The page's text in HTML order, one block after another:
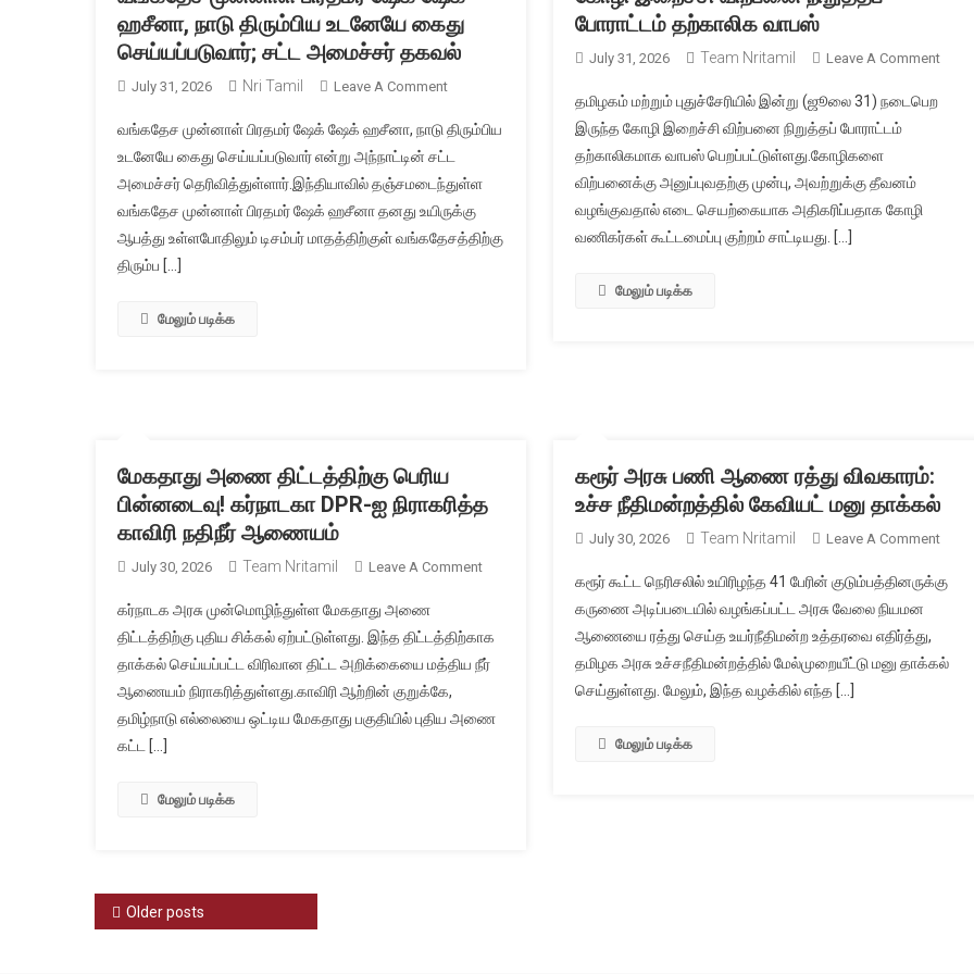
ஹசீனா, நாடு திரும்பிய உடனேயே கைது
செய்யப்படுவார்; சட்ட அமைச்சர் தகவல்
July 31, 2026 Nri Tamil Leave A CommentOn
முன்னாள்
பிரதமர்
ஷேக்
ஷேக்
ஹசீனா,
வங்கதேச முன்னாள் பிரதமர் ஷேக் ஷேக் ஹசீனா, நாடு திரும்பிய
உடனேயே கைது செய்யப்படுவார் என்று அந்நாட்டின் சட்ட
அமைச்சர் தெரிவித்துள்ளார்.இந்தியாவில் தஞ்சமடைந்துள்ள
வங்கதேச முன்னாள் பிரதமர் ஷேக் ஹசீனா தனது உயிருக்கு
ஆபத்து உள்ளபோதிலும் டிசம்பர் மாதத்திற்குள் வங்கதேசத்திற்கு
திரும்ப […]
மேலும் படிக்க
போராட்டம் தற்காலிக வாபஸ்
July 31, 2026 Team Nritamil Leave A CommentOn
தமிழகம் மற்றும் புதுச்சேரியில் இன்று (ஜூலை 31) நடைபெற
இருந்த கோழி இறைச்சி விற்பனை நிறுத்தப் போராட்டம்
தற்காலிகமாக வாபஸ் பெறப்பட்டுள்ளது.கோழிகளை
விற்பனைக்கு அனுப்புவதற்கு முன்பு, அவற்றுக்கு தீவனம்
வழங்குவதால் எடை செயற்கையாக அதிகரிப்பதாக கோழி
வணிகர்கள் கூட்டமைப்பு குற்றம் சாட்டியது. […]
மேலும் படிக்க
மேகதாது அணை திட்டத்திற்கு பெரிய
பின்னடைவு! கர்நாடகா DPR-ஐ நிராகரித்த
காவிரி நதிநீர் ஆணையம்
July 30, 2026 Team Nritamil Leave A CommentOn
திட்டத்திற்கு
பெரிய
கர்நாடகா
கர்நாடக அரசு முன்மொழிந்துள்ள மேகதாது அணை
திட்டத்திற்கு புதிய சிக்கல் ஏற்பட்டுள்ளது. இந்த திட்டத்திற்காக
தாக்கல் செய்யப்பட்ட விரிவான திட்ட அறிக்கையை மத்திய நீர்
ஆணையம் நிராகரித்துள்ளது.காவிரி ஆற்றின் குறுக்கே,
தமிழ்நாடு எல்லையை ஒட்டிய மேகதாது பகுதியில் புதிய அணை
கட்ட […]
மேலும் படிக்க
கரூர் அரசு பணி ஆணை ரத்து விவகாரம்:
உச்ச நீதிமன்றத்தில் கேவியட் மனு தாக்கல்
July 30, 2026 Team Nritamil Leave A CommentOn
அரசு
ரத்து
கரூர் கூட்ட நெரிசலில் உயிரிழந்த 41 பேரின் குடும்பத்தினருக்கு
கருணை அடிப்படையில் வழங்கப்பட்ட அரசு வேலை நியமன
ஆணையை ரத்து செய்த உயர்நீதிமன்ற உத்தரவை எதிர்த்து,
தமிழக அரசு உச்சநீதிமன்றத்தில் மேல்முறையீட்டு மனு தாக்கல்
செய்துள்ளது. மேலும், இந்த வழக்கில் எந்த […]
மேலும் படிக்க
Posts
Older posts